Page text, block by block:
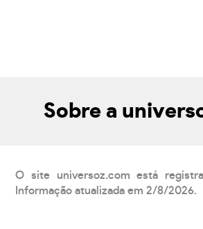
Sobre a
O site universoz.com está
Informação atualizada em 2/8/2026.